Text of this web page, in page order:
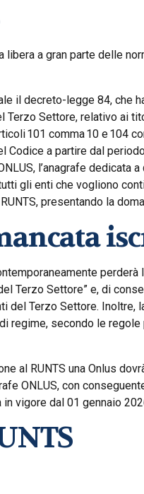
a gran parte delle
il decreto-legge 84, che
Terzo Settore, relativo ai
101 comma 10 e 104
a partire dal
l’anagrafe dedicata
gli enti che vogliono
presentando la
Terzo Settore” e, di
Terzo Settore. Inoltre,
regime, secondo le
al RUNTS una Onlus
ONLUS, con
vigore dal 01 gennaio